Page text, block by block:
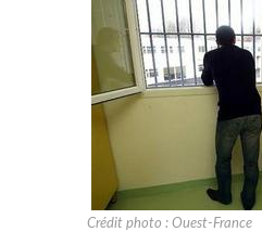
Crédit photo : Ouest-France